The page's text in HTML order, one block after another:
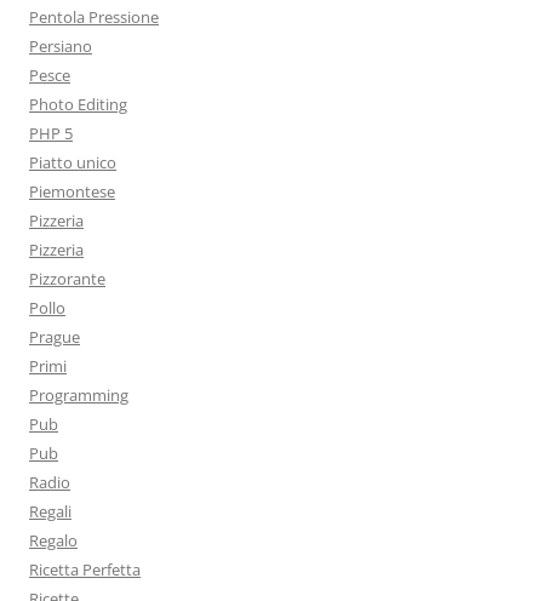
Pentola Pressione
Persiano
Pesce
Photo Editing
PHP 5
Piatto unico
Piemontese
Pizzeria
Pizzeria
Pizzorante
Pollo
Prague
Primi
Programming
Pub
Pub
Radio
Regali
Regalo
Ricetta Perfetta